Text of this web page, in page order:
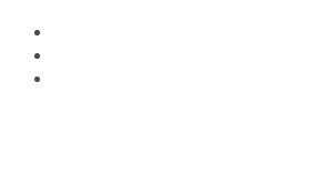
Springe
zum
Inhalt